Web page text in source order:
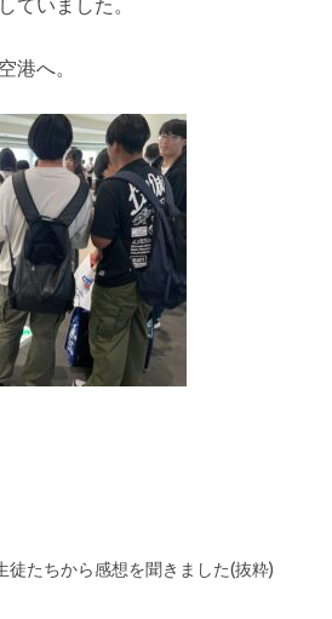
ていました。
港へ。
徒たちから感想を聞きました(抜粋)